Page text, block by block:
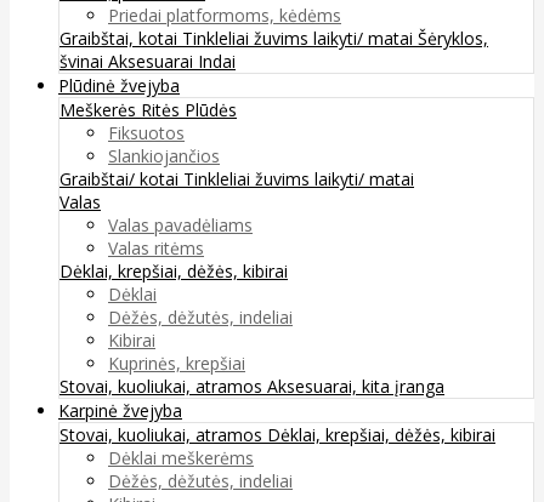
Priedai platformoms, kėdėms
Graibštai, kotai Tinkleliai žuvims laikyti/ matai Šėryklos,
švinai Aksesuarai Indai
Plūdinė žvejyba
Meškerės Ritės Plūdės
Fiksuotos
Slankiojančios
Graibštai/ kotai Tinkleliai žuvims laikyti/ matai
Valas
Valas pavadėliams
Valas ritėms
Dėklai, krepšiai, dėžės, kibirai
Dėklai
Dėžės, dėžutės, indeliai
Kibirai
Kuprinės, krepšiai
Stovai, kuoliukai, atramos Aksesuarai, kita įranga
Karpinė žvejyba
Stovai, kuoliukai, atramos Dėklai, krepšiai, dėžės, kibirai
Dėklai meškerėms
Dėžės, dėžutės, indeliai